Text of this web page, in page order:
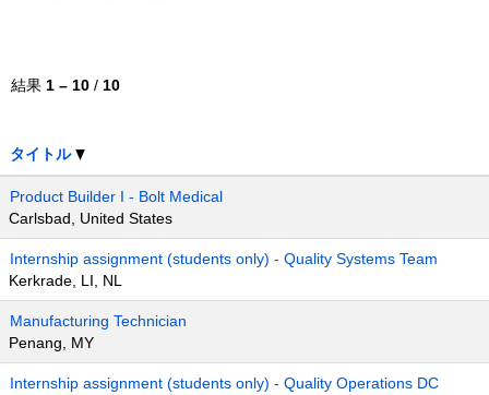
結果 1 – 10 / 10
タイトル
Product Builder I - Bolt Medical
Carlsbad, United States
Internship assignment (students only) - Quality Systems Team
Kerkrade, LI, NL
Manufacturing Technician
Penang, MY
Internship assignment (students only) - Quality Operations DC